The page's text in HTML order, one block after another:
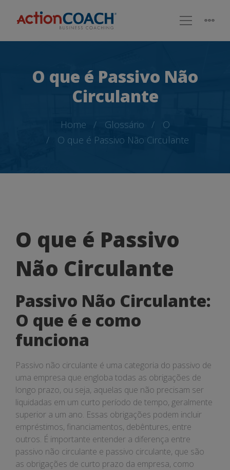
O que é Passivo Não
Circulante
Home Glossário
O
O que é Passivo Não Circulante
O
que
é
Passivo
Não
Circulante
O que é Passivo
Não Circulante
Passivo Não Circulante:
O que é e como
funciona
Passivo não circulante é uma categoria do passivo de
uma empresa que engloba todas as obrigações de
longo prazo, ou seja, aquelas que não precisam ser
liquidadas em um curto período de tempo, geralmente
superior a um ano. Essas obrigações podem incluir
empréstimos, financiamentos, debêntures, entre
outros. É importante entender a diferença entre
passivo não circulante e passivo circulante, que são
as obrigações de curto prazo da empresa, como